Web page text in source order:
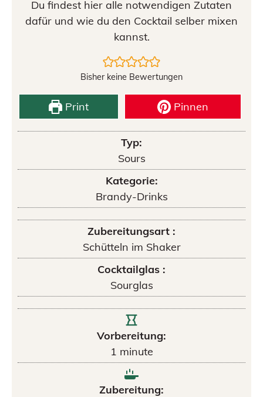
Du findest hier alle notwendigen Zutaten
dafür und wie du den Cocktail selber mixen
kannst.
Bisher keine Bewertungen
Print Pinnen
Typ:
Sours
Kategorie:
Brandy-Drinks
Zubereitungsart :
Schütteln im Shaker
Cocktailglas :
Sourglas
Vorbereitung:
1 minute
Zubereitung: